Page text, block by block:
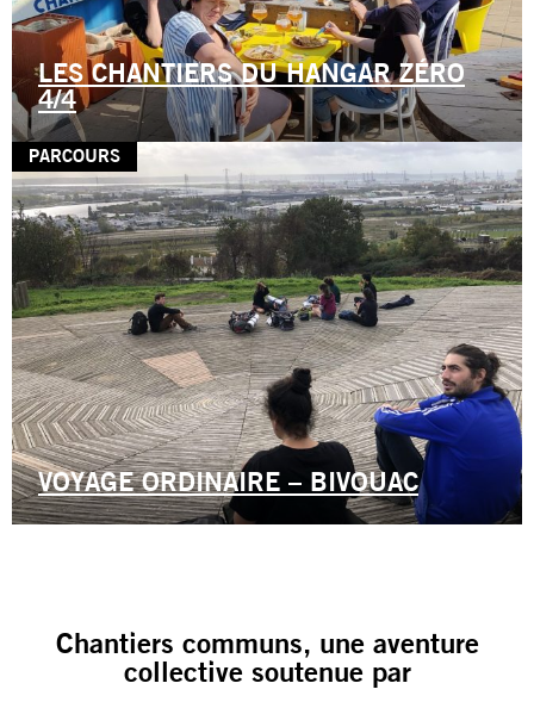
LES CHANTIERS DU HANGAR ZÉRO
4/4
PARCOURS
VOYAGE ORDINAIRE – BIVOUAC
Chantiers communs, une aventure
collective soutenue par